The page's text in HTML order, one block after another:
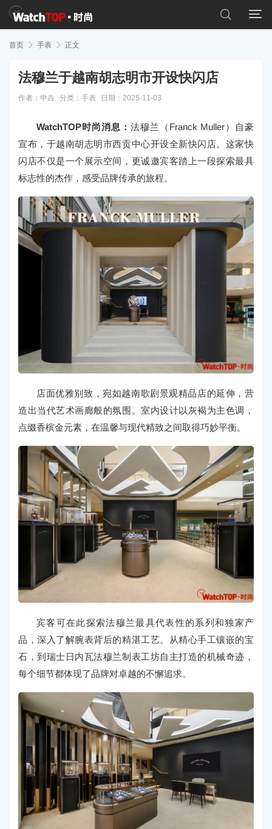


首页  手表  正文
法穆兰于越南胡志明市开设快闪店
作者：申垚 分类： 手表 日期：2025-11-03
WatchTOP时尚消息： 法穆兰（Franck Muller）自豪
宣布，于越南胡志明市西贡中心开设全新快闪店。这家快
闪店不仅是一个展示空间，更诚邀宾客踏上一段探索最具
标志性的杰作，感受品牌传承的旅程。
店面优雅别致，宛如越南歌剧景观精品店的延伸，营
造出当代艺术画廊般的氛围。室内设计以灰褐为主色调，
点缀香槟金元素，在温馨与现代精致之间取得巧妙平衡。
宾客可在此探索法穆兰最具代表性的系列和独家产
品，深入了解腕表背后的精湛工艺。从精心手工镶嵌的宝
石，到瑞士日内瓦法穆兰制表工坊自主打造的机械奇迹，
每个细节都体现了品牌对卓越的不懈追求。